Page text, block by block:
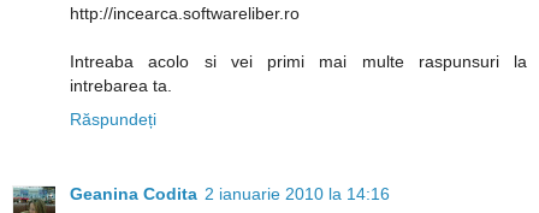
http://incearca.softwareliber.ro
Intreaba acolo si vei primi mai multe raspunsuri la
intrebarea ta.
Răspundeți
Geanina Codita 2 ianuarie 2010 la 14:16